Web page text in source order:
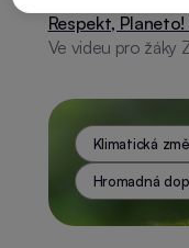
Respekt,
Ve videu pro žáky
plánovat nákupy,
potraviny s nízkou
smysl!
Klimatická
Hromadná